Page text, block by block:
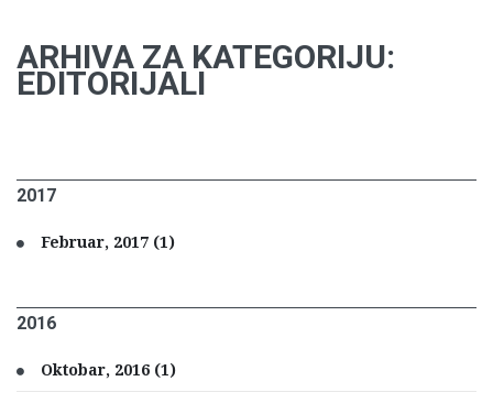
ARHIVA ZA KATEGORIJU:
EDITORIJALI
2017
Februar, 2017 (1)
2016
Oktobar, 2016 (1)